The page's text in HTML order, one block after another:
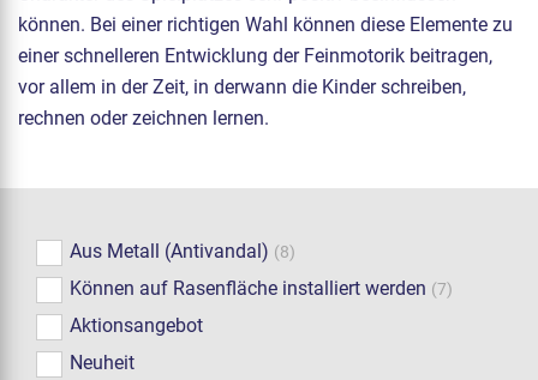
können. Bei einer richtigen Wahl können diese Elemente zu
einer schnelleren Entwicklung der Feinmotorik beitragen,
vor allem in der Zeit, in derwann die Kinder schreiben,
rechnen oder zeichnen lernen.
Aus Metall (Antivandal) (8)
Können auf Rasenfläche installiert werden (7)
Aktionsangebot
Neuheit